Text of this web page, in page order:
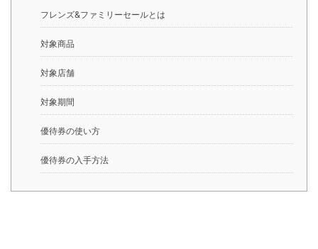
フレンズ&ファミリーセールとは
対象商品
対象店舗
対象期間
優待券の使い方
優待券の入手方法